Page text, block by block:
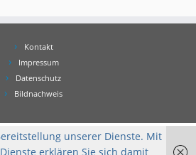
Kontakt
Impressum
Datenschutz
Bildnachweis
unserer Dienste. Mit
erklären Sie sich damit